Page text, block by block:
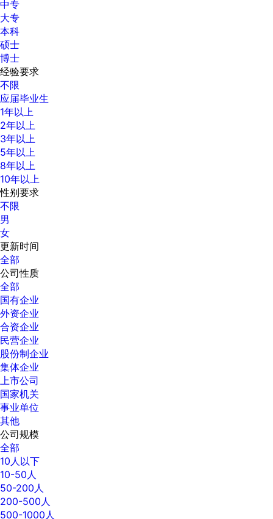
中专
大专
本科
硕士
博士
经验要求
不限
应届毕业生
1年以上
2年以上
3年以上
5年以上
8年以上
10年以上
性别要求
不限
男
女
更新时间
全部
公司性质
全部
国有企业
外资企业
合资企业
民营企业
股份制企业
集体企业
上市公司
国家机关
事业单位
其他
公司规模
全部
10人以下
10-50人
50-200人
200-500人
500-1000人